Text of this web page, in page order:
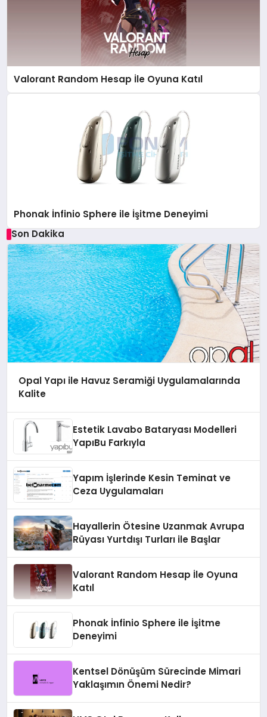
Valorant Random Hesap İle Oyuna Katıl
Phonak İnfinio Sphere ile İşitme Deneyimi
Son Dakika
Opal Yapı ile Havuz Seramiği Uygulamalarında
Kalite
Estetik Lavabo Bataryası Modelleri
YapıBu Farkıyla
Yapım İşlerinde Kesin Teminat ve
Ceza Uygulamaları
Hayallerin Ötesine Uzanmak Avrupa
Rüyası Yurtdışı Turları ile Başlar
Valorant Random Hesap İle Oyuna
Katıl
Phonak İnfinio Sphere ile İşitme
Deneyimi
Kentsel Dönüşüm Sürecinde Mimari
Yaklaşımın Önemi Nedir?